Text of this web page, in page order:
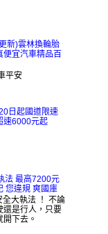
新)雲林換輪胎
便宜汽車精品百
平安
日起國道限速
速6000元起
法 最高7200元
您違規 爽國庫
大執法 ！ 不論
還是行人，只要
下去。